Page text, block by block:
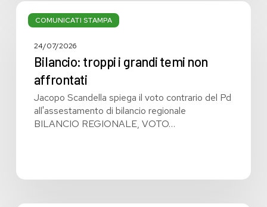
COMUNICATI STAMPA
Bilancio:
troppi
grandi
affrontati
24/07/2026
Bilancio: troppi i grandi temi non
affrontati
Jacopo Scandella spiega il voto contrario del Pd
all'assestamento di bilancio regionale
BILANCIO REGIONALE, VOTO…